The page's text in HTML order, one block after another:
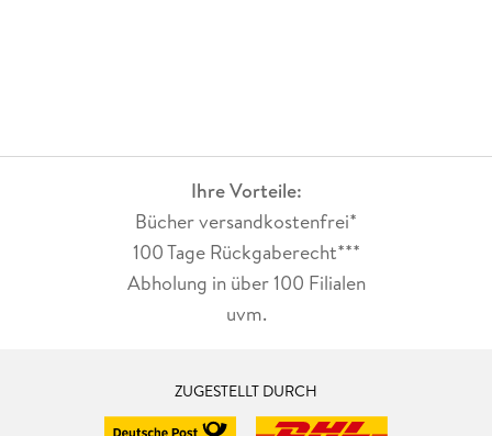
Ihre Vorteile:
Bücher versandkostenfrei*
100 Tage Rückgaberecht***
Abholung in über 100 Filialen
uvm.
ZUGESTELLT DURCH